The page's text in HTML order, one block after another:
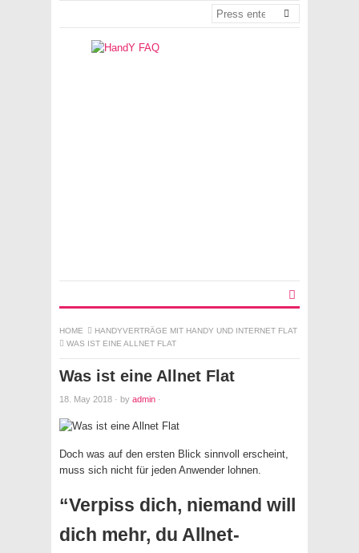
HOME
HANDYVERTRÄGE MIT HANDY UND INTERNET FLAT
WAS IST EINE ALLNET FLAT
Was ist eine Allnet Flat
18. May 2018 · by admin ·
Doch was auf den ersten Blick sinnvoll erscheint,
muss sich nicht für jeden Anwender lohnen.
“Verpiss dich, niemand will
dich mehr, du Allnet-